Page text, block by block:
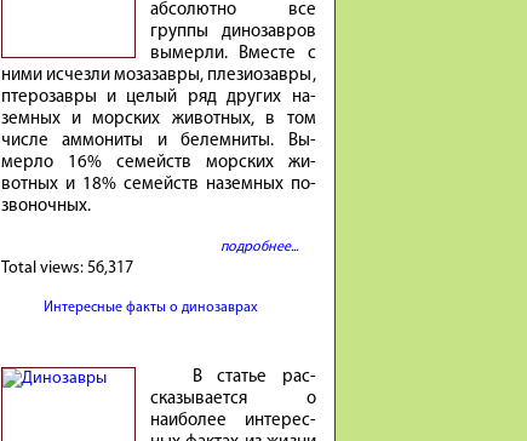
аб­со­лютно все
группы ди­но­завров
вы­мерли. Вместе с
ними ис­чезли мо­за­завры, пле­зио­завры,
птеро­завры и це­лый ряд других на­
земных и мор­ских жи­вотных, в том
числе ам­мо­ниты и бе­лем­ниты. Вы­
мерло 16% се­мейств мор­ских жи­
вотных и 18% се­мейств на­земных по­
зво­ночных.
подробнее...
Total views: 56,317
Интересные факты о динозаврах
В ста­тье рас­
ска­зы­ва­ется о
наибо­лее инте­рес­